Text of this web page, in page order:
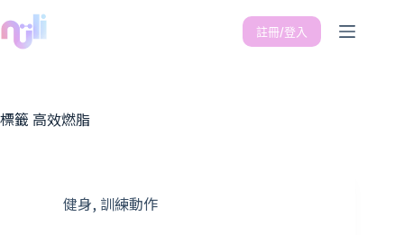
註冊/登入
標籤 高效燃脂
健身, 訓練動作